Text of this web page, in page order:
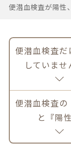
便潜血検査が陽性
便潜血検査だ
していませ
便潜血検査の
と『陽性